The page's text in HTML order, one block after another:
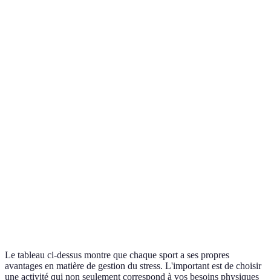
Le tableau ci-dessus montre que chaque sport a ses propres
avantages en matière de gestion du stress. L'important est de choisir
une activité qui non seulement correspond à vos besoins physiques